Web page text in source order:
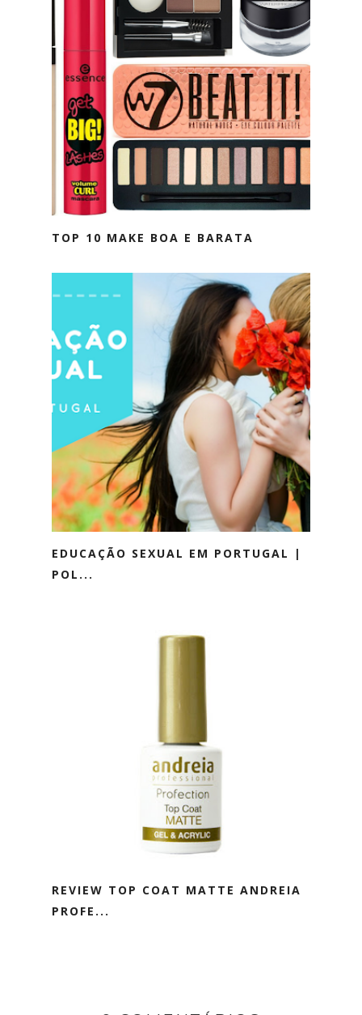
TOP 10 MAKE BOA E BARATA
EDUCAÇÃO SEXUAL EM PORTUGAL |
POL...
REVIEW TOP COAT MATTE ANDREIA
PROFE...